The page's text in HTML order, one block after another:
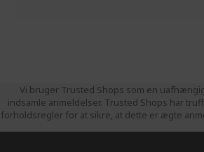
Vi bruger Trusted Shops som en
indsamle anmeldelser. Trusted Shops har
forholdsregler for at sikre, at dette er ægte